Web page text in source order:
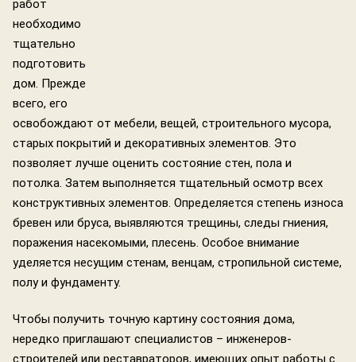
работ
необходимо
тщательно
подготовить
дом. Прежде
всего, его
освобождают от мебели, вещей, строительного мусора,
старых покрытий и декоративных элементов. Это
позволяет лучше оценить состояние стен, пола и
потолка. Затем выполняется тщательный осмотр всех
конструктивных элементов. Определяется степень износа
бревен или бруса, выявляются трещины, следы гниения,
поражения насекомыми, плесень. Особое внимание
уделяется несущим стенам, венцам, стропильной системе,
полу и фундаменту.
Чтобы получить точную картину состояния дома,
нередко приглашают специалистов – инженеров-
строителей или реставраторов, имеющих опыт работы с